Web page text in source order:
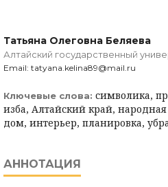
Татьяна Олеговна Беляева
Алтайский государственный
Email: tatyana.kelina89@mail.ru
Ключевые слова: символика,
изба, Алтайский край,
дом, интерьер, планировка,
АННОТАЦИЯ